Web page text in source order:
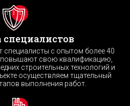
специалисты с опытом более 40
повышают свою квалификацию,
строительных технологий и
осуществляем тщательный
выполнения работ.